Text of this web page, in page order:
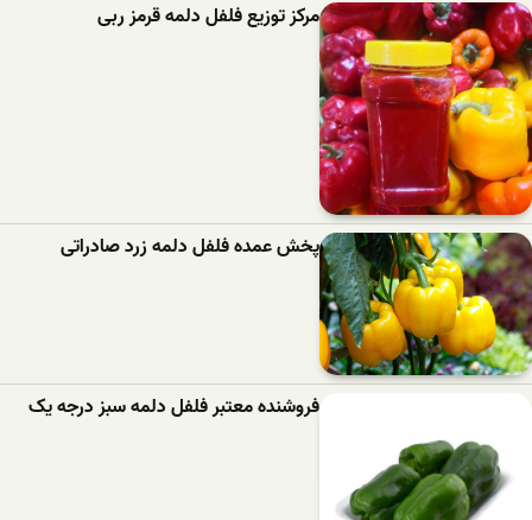
مرکز توزیع فلفل دلمه قرمز ربی
پخش عمده فلفل دلمه زرد صادراتی
فروشنده معتبر فلفل دلمه سبز درجه یک